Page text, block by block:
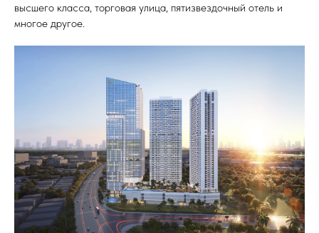
высшего класса, торговая улица, пятизвездочный отель и
многое другое.